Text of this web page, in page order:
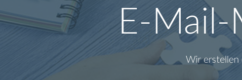
E-Mail-
Wir